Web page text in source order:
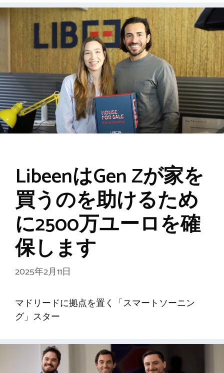
LibeenはGen Zが家を
買うのを助けるため
に2500万ユーロを確
保します
2025年2月11日
マドリードに拠点を置く「スマートソーニン
グ」スター